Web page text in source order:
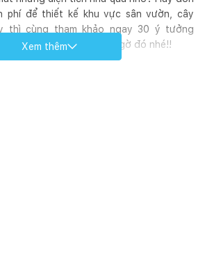
phí để thiết kế khu vực sân vườn, cây
thì cùng tham khảo ngay 30 ý tưởng
diện tích mà đẹp bất ngờ đó nhé!!
Xem thêm